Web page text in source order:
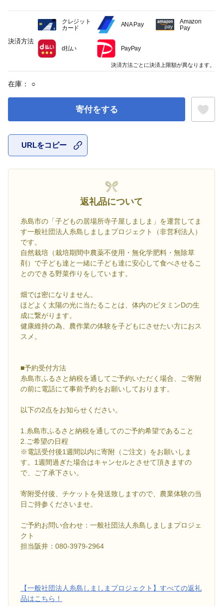
在庫： ○
寄付をする
URLをコピー
返礼品について
糸島市の「子どもの居場所寺子屋しましま」を運営してま
す一般社団法人糸島しましまプロジェクト（非営利法人）
です。
自然栽培（栽培期間中農薬不使用・無化学肥料・無除草
剤）で子ども達と一緒に子ども達に安心して食べさせるこ
とのできる野菜作りをしています。
畑では密になりません。
ほどよく太陽の光に当たることは、体内のビタミンDの生
成に繋がります。
健康維持の為、農作業の体験を子どもにさせたい方におス
スメ。
■予約受付方法
糸島市ふるさと納税を通してご予約いただく場合、ご寄附
の前に電話にて事前予約をお願いしております。
以下の2点をお知らせください。
1.糸島市ふるさと納税を通してのご予約希望であること
2.ご希望の日程
※電話受付後1週間以内に寄附（ご注文）をお願いしま
す。1週間過ぎた場合はキャンセルとさせて頂きますの
で、ご了承下さい。
寄附受付後、チケットを発送致しますので、農業体験の当
日ご持参くださいませ。
ご予約お問い合わせ：一般社団法人糸島しましまプロジェ
クト
担当阪井：080-3979-2964
【一般社団法人糸島しましまプロジェクト】すべての返礼
品はこちら！
決済方法
クレジット
カード
ANA Pay
Amazon
Pay
d払い PayPay
決済方法ごとに決済上限額が異なります。